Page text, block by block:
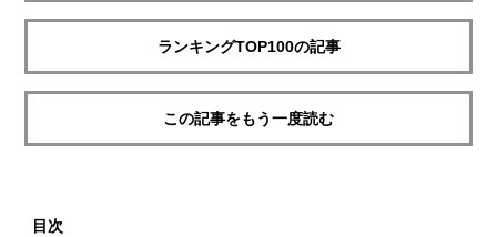
ランキングTOP100の記事
この記事をもう一度読む
目次